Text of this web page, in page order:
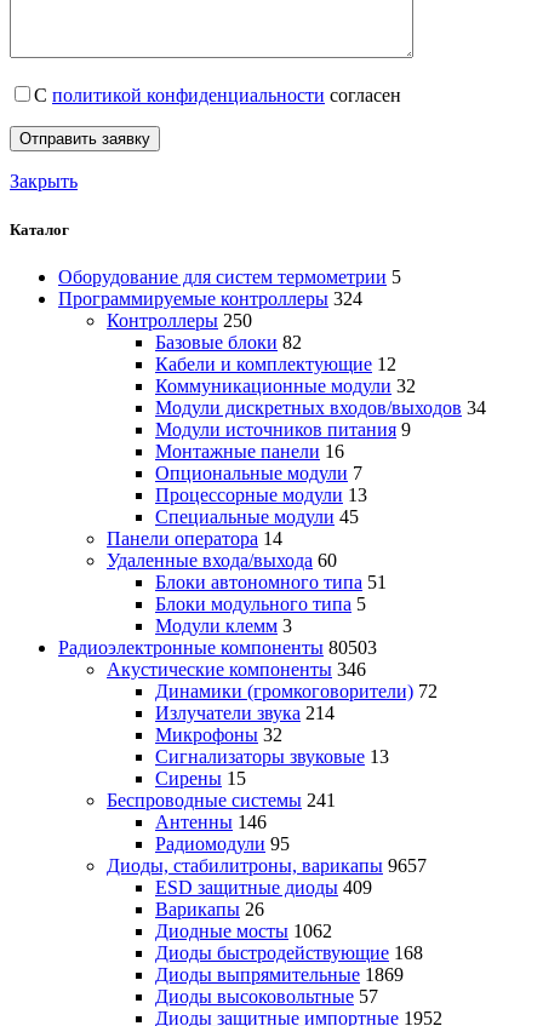
С политикой конфиденциальности согласен
Закрыть
Каталог
Оборудование для систем термометрии 5
Программируемые контроллеры 324
Контроллеры 250
Базовые блоки 82
Кабели и комплектующие 12
Коммуникационные модули 32
Модули дискретных входов/выходов 34
Модули источников питания 9
Монтажные панели 16
Опциональные модули 7
Процессорные модули 13
Специальные модули 45
Панели оператора 14
Удаленные входа/выхода 60
Блоки автономного типа 51
Блоки модульного типа 5
Модули клемм 3
Радиоэлектронные компоненты 80503
Акустические компоненты 346
Динамики (громкоговорители) 72
Излучатели звука 214
Микрофоны 32
Сигнализаторы звуковые 13
Сирены 15
Беспроводные системы 241
Антенны 146
Радиомодули 95
Диоды, стабилитроны, варикапы 9657
ESD защитные диоды 409
Варикапы 26
Диодные мосты 1062
Диоды быстродействующие 168
Диоды выпрямительные 1869
Диоды высоковольтные 57
Диоды защитные импортные 1952